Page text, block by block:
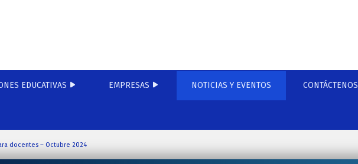
EDUCATIVAS EMPRESAS NOTICIAS Y EVENTOS CONTÁCTENOS
docentes – Octubre 2024